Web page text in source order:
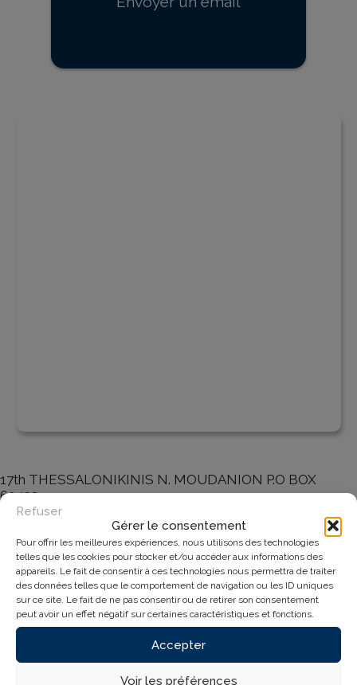
Gérer le consentement
Pour offrir les meilleures expériences, nous utilisons des technologies
telles que les cookies pour stocker et/ou accéder aux informations des
appareils. Le fait de consentir à ces technologies nous permettra de traiter
des données telles que le comportement de navigation ou les ID uniques
sur ce site. Le fait de ne pas consentir ou de retirer son consentement
peut avoir un effet négatif sur certaines caractéristiques et fonctions.
Accepter
Refuser
Voir les préférences
17th THESSALONIKINIS N. MOUDANION P.O BOX
60433
Nos Horaires
Monday:09h à 18h
Tuesday:09h à 18h